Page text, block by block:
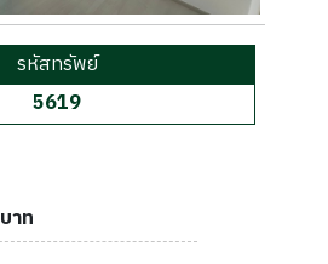
รหัสทรัพย์
5619
บาท